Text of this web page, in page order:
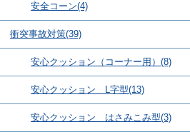
安全コーン(4)
衝突事故対策(39)
安心クッション（コーナー用）(8)
安心クッション L字型(13)
安心クッション はさみこみ型(3)